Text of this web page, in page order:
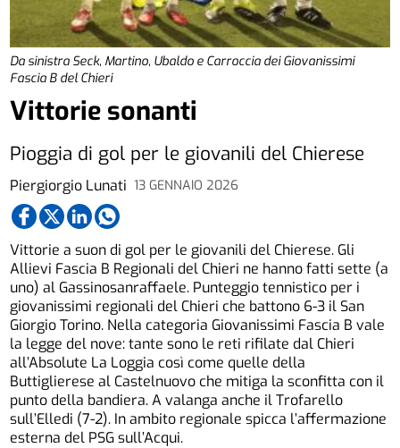
Da sinistra Seck, Martino, Ubaldo e Carroccia dei Giovanissimi
Fascia B del Chieri
Piergiorgio Lunati 13 GENNAIO 2026
Vittorie sonanti
Pioggia di gol per le giovanili del Chierese
Vittorie a suon di gol per le giovanili del Chierese. Gli
Allievi Fascia B Regionali del Chieri ne hanno fatti sette (a
uno) al Gassinosanraffaele. Punteggio tennistico per i
giovanissimi regionali del Chieri che battono 6-3 il San
Giorgio Torino. Nella categoria Giovanissimi Fascia B vale
la legge del nove: tante sono le reti rifilate dal Chieri
all’Absolute La Loggia così come quelle della
Buttiglierese al Castelnuovo che mitiga la sconfitta con il
punto della bandiera. A valanga anche il Trofarello
sull’Elledi (7-2). In ambito regionale spicca l’affermazione
esterna del PSG sull’Acqui.